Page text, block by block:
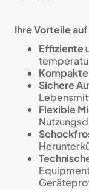
Ihre Vorteile
Effiziente
Sichere
Flexible